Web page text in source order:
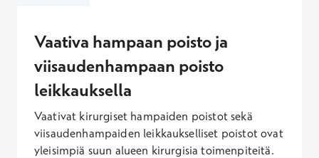
(arkisin), 155,60 – 432,10 € (lauantaisin), 180,10 –
514,10 € (sunnuntaisin). Mahdolliset
röntgentutkimukset laskutetaan erikseen
hinnaston mukaisesti.
Vaativa hampaan poisto ja
viisaudenhampaan poisto
leikkauksella
Vaativat kirurgiset hampaiden poistot sekä
viisaudenhampaiden leikkaukselliset poistot ovat
yleisimpiä suun alueen kirurgisia toimenpiteitä.